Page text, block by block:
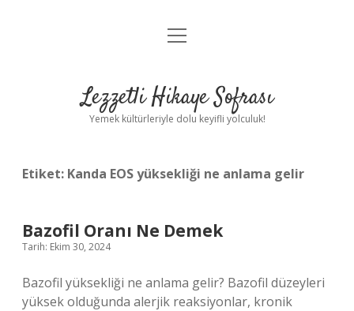
Anasayfa
Yasal Uyarı
menüyü
Lezzetli Hikaye Sofrası
Yemek kültürleriyle dolu keyifli yolculuk!
Etiket: Kanda EOS yüksekliği ne anlama gelir
Bazofil Oranı Ne Demek
Tarih: Ekim 30, 2024
Bazofil yüksekliği ne anlama gelir? Bazofil düzeyleri
yüksek olduğunda alerjik reaksiyonlar, kronik